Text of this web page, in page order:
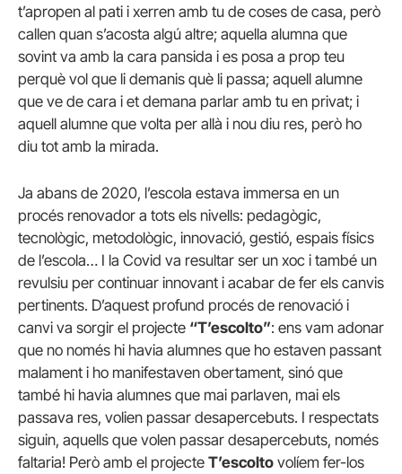
t’apropen al pati i xerren amb tu de coses de casa, però
callen quan s’acosta algú altre; aquella alumna que
sovint va amb la cara pansida i es posa a prop teu
perquè vol que li demanis què li passa; aquell alumne
que ve de cara i et demana parlar amb tu en privat; i
aquell alumne que volta per allà i nou diu res, però ho
diu tot amb la mirada.
Ja abans de 2020, l’escola estava immersa en un
procés renovador a tots els nivells: pedagògic,
tecnològic, metodològic, innovació, gestió, espais físics
de l’escola… I la Covid va resultar ser un xoc i també un
revulsiu per continuar innovant i acabar de fer els canvis
pertinents. D’aquest profund procés de renovació i
canvi va sorgir el projecte “T’escolto”: ens vam adonar
que no només hi havia alumnes que ho estaven passant
malament i ho manifestaven obertament, sinó que
també hi havia alumnes que mai parlaven, mai els
passava res, volien passar desapercebuts. I respectats
siguin, aquells que volen passar desapercebuts, només
faltaria! Però amb el projecte T’escolto volíem fer-los